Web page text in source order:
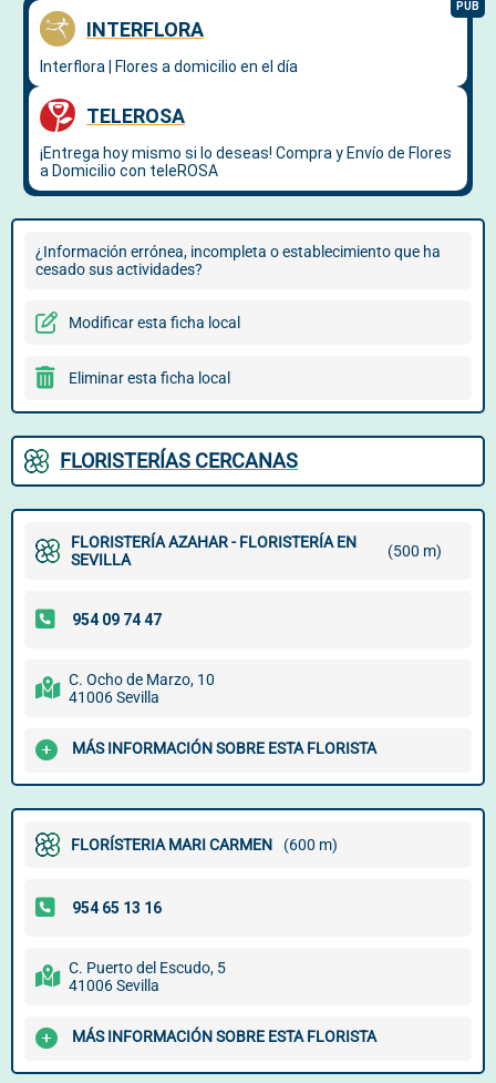
¿Información errónea, incompleta o establecimiento que ha
cesado sus actividades?
Modificar esta ficha local
Eliminar esta ficha local
FLORISTERÍAS CERCANAS
FLORISTERÍA AZAHAR - FLORISTERÍA EN
SEVILLA
(500 m)
C. Ocho de Marzo, 10
41006 Sevilla
MÁS INFORMACIÓN SOBRE ESTA FLORISTA
FLORÍSTERIA MARI CARMEN (600 m)
C. Puerto del Escudo, 5
41006 Sevilla
MÁS INFORMACIÓN SOBRE ESTA FLORISTA